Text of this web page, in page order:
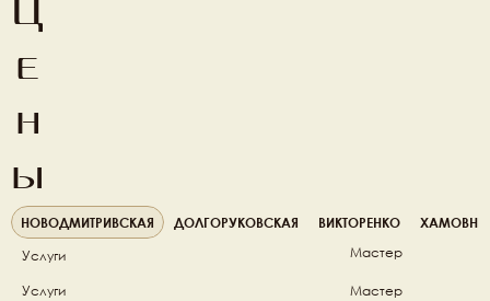
Ц
е
н
ы
НОВОДМИТРИВСКАЯ ДОЛГОРУКОВСКАЯ ВИКТОРЕНКО
Услуги Мастер
Услуги
Мастер